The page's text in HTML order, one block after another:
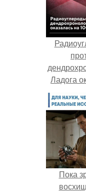
Ладога
на 100
Пока